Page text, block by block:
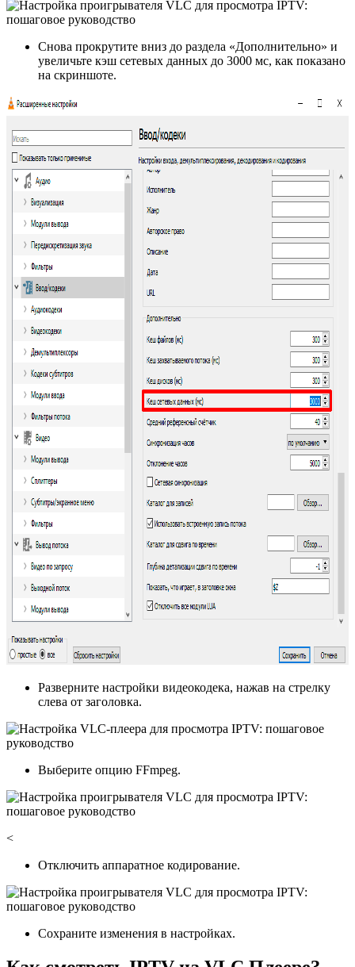
Снова прокрутите вниз до раздела «Дополнительно» и
увеличьте кэш сетевых данных до 3000 мс, как показано
на скриншоте.
Разверните настройки видеокодека, нажав на стрелку
слева от заголовка.
Выберите опцию FFmpeg.
<
Отключить аппаратное кодирование.
Сохраните изменения в настройках.